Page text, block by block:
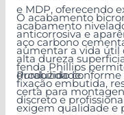
e MDP, oferecendo
acabamento
aço carbono
alta dureza
durabilidade.
O acabamento
anticorrosiva e
aumentar a vida útil
fenda Phillips
fixação embutida,
discreto e
Produzido conforme
certa para
exigem qualidade e